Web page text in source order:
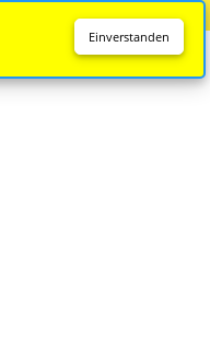
Einverstanden